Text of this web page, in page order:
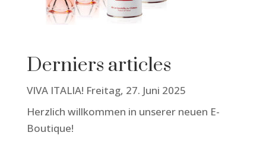
Derniers articles
VIVA ITALIA! Freitag, 27. Juni 2025
Herzlich willkommen in unserer neuen E-
Boutique!